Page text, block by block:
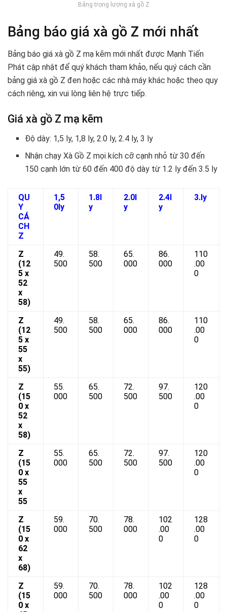
Bảng trọng lượng xà gồ Z
Bảng báo giá xà gồ Z mới nhất
Bảng báo giá xà gồ Z mạ kẽm mới nhất được Mạnh Tiến
Phát cập nhật để quý khách tham khảo, nếu quý cách cần
bảng giá xà gồ Z đen hoặc các nhà máy khác hoặc theo quy
cách riêng, xin vui lòng liên hệ trực tiếp.
Giá xà gồ Z mạ kẽm
Độ dày: 1,5 ly, 1,8 ly, 2.0 ly, 2.4 ly, 3 ly
Nhận chạy Xà Gồ Z mọi kích cỡ cạnh nhỏ từ 30 đến
150 cạnh lớn từ 60 đến 400 độ dày từ 1.2 ly đến 3.5 ly
QU
Y
CÁ
CH
Z
1,5
0ly
1.8l
y
2.0l
y
2.4l
y
3.ly
Z
(12
5 x
52
x
58)
49.
500
58.
500
65.
000
86.
000
110
.00
0
Z
(12
5 x
55
x
55)
49.
500
58.
500
65.
000
86.
000
110
.00
0
Z
(15
0 x
52
x
58)
55.
000
65.
500
72.
500
97.
500
120
.00
0
Z
(15
0 x
55
x
55
55.
000
65.
500
72.
500
97.
500
120
.00
0
Z
(15
0 x
62
x
68)
59.
000
70.
500
78.
000
102
.00
0
128
.00
0
Z
(15
0 x
59.
000
70.
500
78.
000
102
.00
0
128
.00
0